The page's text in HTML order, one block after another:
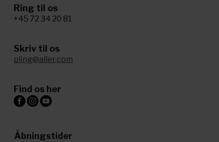
Ring til os
+45 72 34 20 81
Skriv til os
pling@aller.com
Find os her
Åbningstider